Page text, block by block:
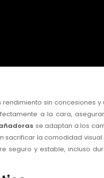
sin concesiones y
a la cara,
se adaptan a los
sacrificar la comodidad
seguro y estable, incluso